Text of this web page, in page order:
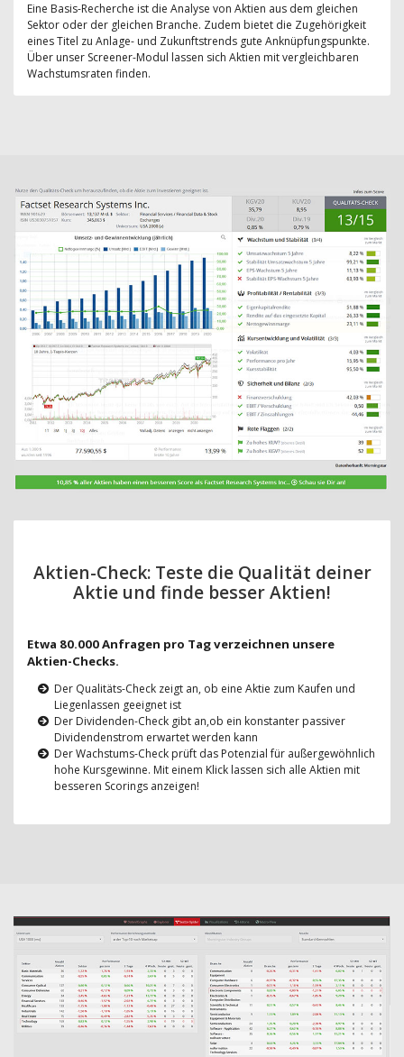
Eine Basis-Recherche ist die Analyse von Aktien aus dem gleichen
Sektor oder der gleichen Branche. Zudem bietet die Zugehörigkeit
eines Titel zu Anlage- und Zukunftstrends gute Anknüpfungspunkte.
Über unser Screener-Modul lassen sich Aktien mit vergleichbaren
Wachstumsraten finden.
Aktien-Check: Teste die Qualität deiner
Aktie und finde besser Aktien!
Etwa 80.000 Anfragen pro Tag verzeichnen unsere
Aktien-Checks.
Der Qualitäts-Check zeigt an, ob eine Aktie zum Kaufen und
Liegenlassen geeignet ist
Der Dividenden-Check gibt an,ob ein konstanter passiver
Dividendenstrom erwartet werden kann
Der Wachstums-Check prüft das Potenzial für außergewöhnlich
hohe Kursgewinne. Mit einem Klick lassen sich alle Aktien mit
besseren Scorings anzeigen!